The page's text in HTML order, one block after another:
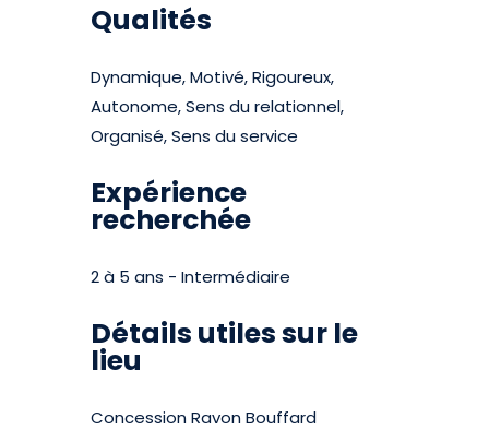
Qualités
Dynamique, Motivé, Rigoureux,
Autonome, Sens du relationnel,
Organisé, Sens du service
Expérience
recherchée
2 à 5 ans - Intermédiaire
Détails utiles sur le
lieu
Concession Ravon Bouffard